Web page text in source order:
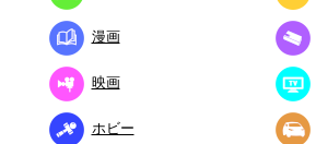
漫画
映画
ホビー